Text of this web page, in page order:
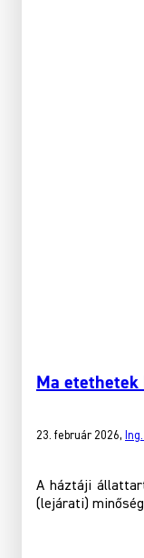
Ma
23. február 2026,
A háztáji
(lejárati)